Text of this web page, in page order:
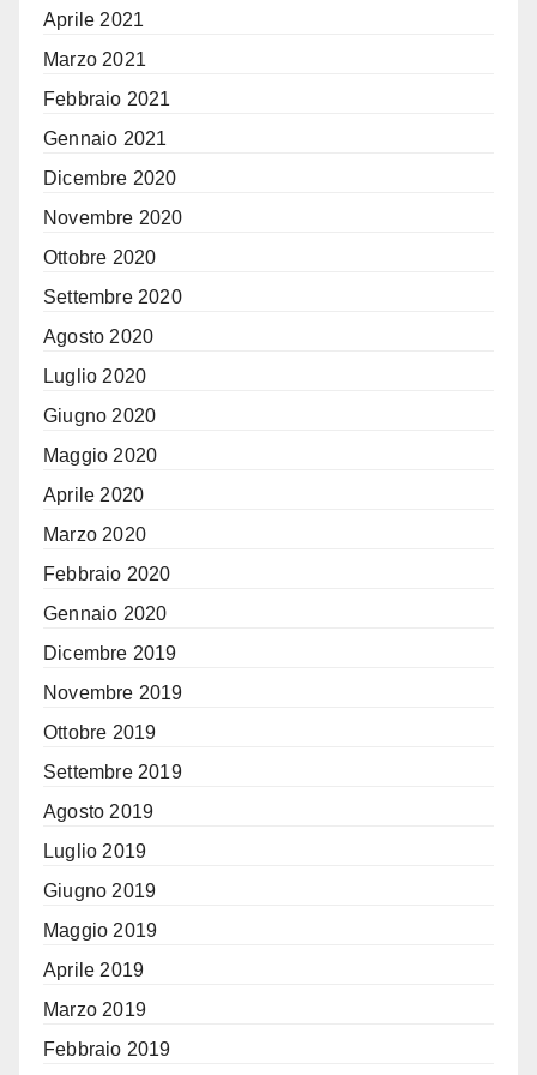
Aprile 2021
Marzo 2021
Febbraio 2021
Gennaio 2021
Dicembre 2020
Novembre 2020
Ottobre 2020
Settembre 2020
Agosto 2020
Luglio 2020
Giugno 2020
Maggio 2020
Aprile 2020
Marzo 2020
Febbraio 2020
Gennaio 2020
Dicembre 2019
Novembre 2019
Ottobre 2019
Settembre 2019
Agosto 2019
Luglio 2019
Giugno 2019
Maggio 2019
Aprile 2019
Marzo 2019
Febbraio 2019